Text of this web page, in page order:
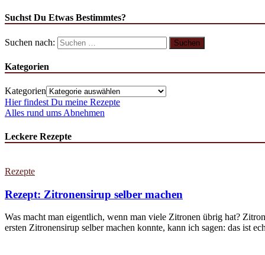
Suchst Du Etwas Bestimmtes?
Suchen nach:
Kategorien
Kategorien
Hier findest Du meine Rezepte
Alles rund ums Abnehmen
Leckere Rezepte
Rezepte
Rezept: Zitronensirup selber machen
Was macht man eigentlich, wenn man viele Zitronen übrig hat?
ersten Zitronensirup selber machen konnte, kann ich sagen: das ist